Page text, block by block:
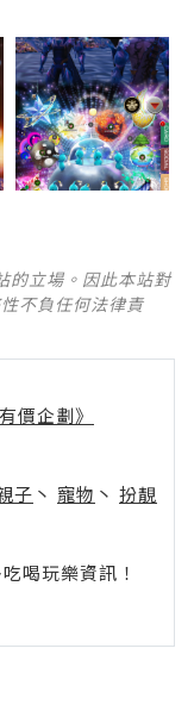
的立場。因此本站對
不負任何法律責
價企劃》
子 丶 寵物 丶 扮靚
喝玩樂資訊！